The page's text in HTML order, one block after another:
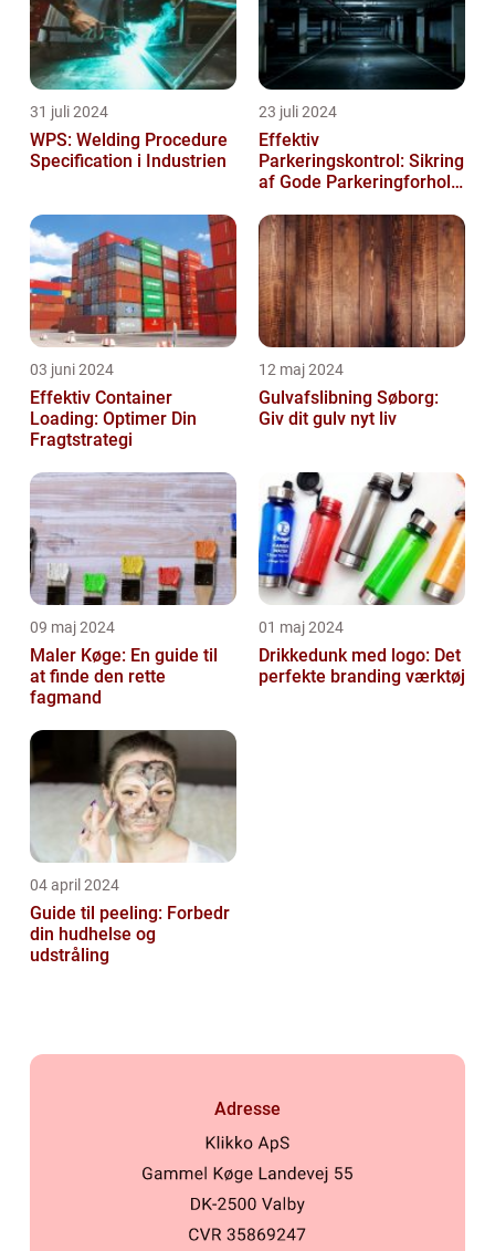
31 juli 2024
WPS: Welding Procedure
Specification i Industrien
23 juli 2024
Effektiv
Parkeringskontrol: Sikring
af Gode Parkeringforhold
03 juni 2024
Effektiv Container
Loading: Optimer Din
Fragtstrategi
12 maj 2024
Gulvafslibning Søborg:
Giv dit gulv nyt liv
09 maj 2024
Maler Køge: En guide til
at finde den rette
fagmand
01 maj 2024
Drikkedunk med logo: Det
perfekte branding værktøj
04 april 2024
Guide til peeling: Forbedr
din hudhelse og
udstråling
Adresse